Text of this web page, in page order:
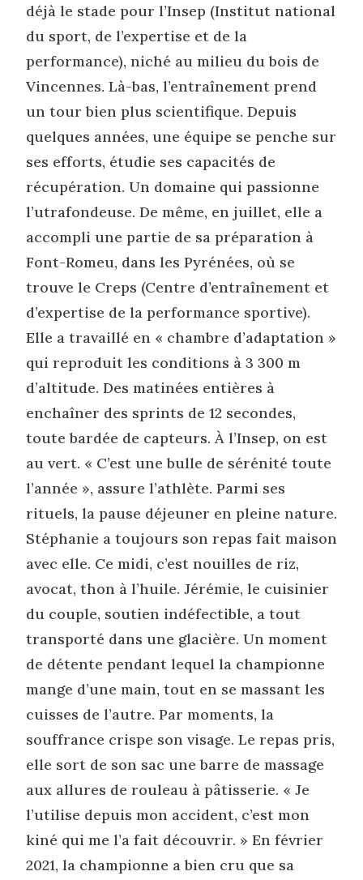
déjà le stade pour l’Insep (Institut national
du sport, de l’expertise et de la
performance), niché au milieu du bois de
Vincennes. Là-bas, l’entraînement prend
un tour bien plus scientifique. Depuis
quelques années, une équipe se penche sur
ses efforts, étudie ses capacités de
récupération. Un domaine qui passionne
l’utrafondeuse. De même, en juillet, elle a
accompli une partie de sa préparation à
Font-Romeu, dans les Pyrénées, où se
trouve le Creps (Centre d’entraînement et
d’expertise de la performance sportive).
Elle a travaillé en « chambre d’adaptation »
qui reproduit les conditions à 3 300 m
d’altitude. Des matinées entières à
enchaîner des sprints de 12 secondes,
toute bardée de capteurs. À l’Insep, on est
au vert. « C’est une bulle de sérénité toute
l’année », assure l’athlète. Parmi ses
rituels, la pause déjeuner en pleine nature.
Stéphanie a toujours son repas fait maison
avec elle. Ce midi, c’est nouilles de riz,
avocat, thon à l’huile. Jérémie, le cuisinier
du couple, soutien indéfectible, a tout
transporté dans une glacière. Un moment
de détente pendant lequel la championne
mange d’une main, tout en se massant les
cuisses de l’autre. Par moments, la
souffrance crispe son visage. Le repas pris,
elle sort de son sac une barre de massage
aux allures de rouleau à pâtisserie. « Je
l’utilise depuis mon accident, c’est mon
kiné qui me l’a fait découvrir. » En février
2021, la championne a bien cru que sa